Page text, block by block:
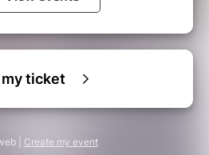
ticket
| Create my event